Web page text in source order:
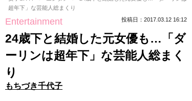
超年下」な芸能人総まくり
Entertainment 投稿日：2017.03.12 16:12
24歳下と結婚した元女優も…「ダ
ーリンは超年下」な芸能人総まく
り
もちづき千代子